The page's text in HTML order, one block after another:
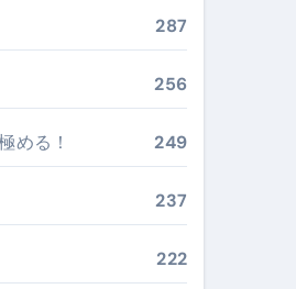
レーター #小林将大
Q&Aまで
眠ガイド
方＆続け方ガイド
287
256
める！ 249
237
222